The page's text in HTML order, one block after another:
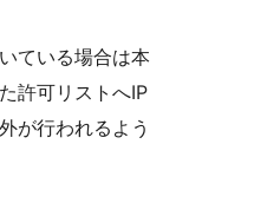
いる場合は本
許可リストへIP
が行われるよう